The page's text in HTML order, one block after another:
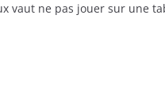
vaut ne pas jouer sur une